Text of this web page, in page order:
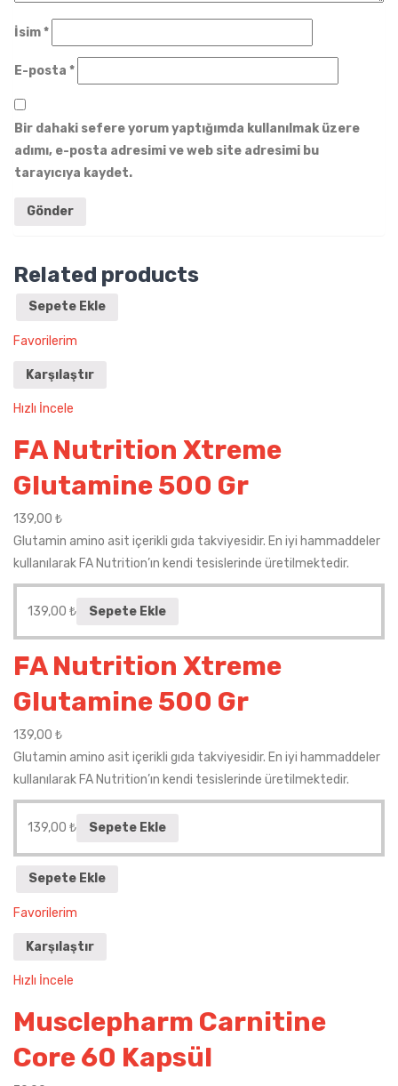
İsim*
E-posta *
Bir dahaki sefere yorum yaptığımda kullanılmak üzere
adımı, e-posta adresimi ve web site adresimi bu
tarayıcıya kaydet.
Related products
Sepete Ekle
Favorilerim
Karşılaştır
Hızlı İncele
FA Nutrition Xtreme
Glutamine 500 Gr
139,00 ₺
Glutamin amino asit içerikli gıda takviyesidir. En iyi hammaddeler
kullanılarak FA Nutrition’ın kendi tesislerinde üretilmektedir.
139,00 ₺ Sepete Ekle
FA Nutrition Xtreme
Glutamine 500 Gr
139,00 ₺
Glutamin amino asit içerikli gıda takviyesidir. En iyi hammaddeler
kullanılarak FA Nutrition’ın kendi tesislerinde üretilmektedir.
139,00 ₺ Sepete Ekle
Sepete Ekle
Favorilerim
Karşılaştır
Hızlı İncele
Musclepharm Carnitine
Core 60 Kapsül